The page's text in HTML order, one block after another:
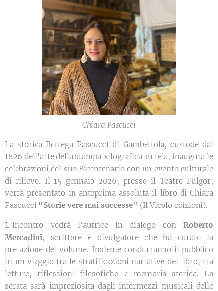
Chiara Pascucci
La storica Bottega Pascucci di Gambettola, custode dal
1826 dell'arte della stampa xilografica su tela, inaugura le
celebrazioni del suo Bicentenario con un evento culturale
di rilievo. Il 15 gennaio 2026, presso il Teatro Fulgor,
verrà presentato in anteprima assoluta il libro di Chiara
Pascucci "Storie vere mai successe" (Il Vicolo edizioni).
L'incontro vedrà l'autrice in dialogo con Roberto
Mercadini, scrittore e divulgatore che ha curato la
prefazione del volume. Insieme condurranno il pubblico
in un viaggio tra le stratificazioni narrative del libro, tra
letture, riflessioni filosofiche e memoria storica. La
serata sarà impreziosita dagli intermezzi musicali delle